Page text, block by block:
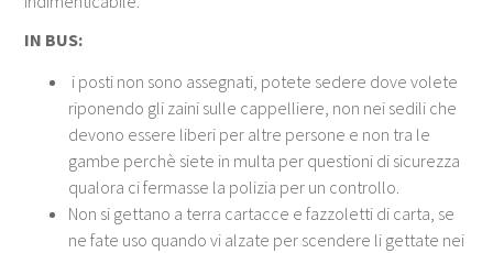
IN BUS:
i posti non sono assegnati, potete sedere dove volete
riponendo gli zaini sulle cappelliere, non nei sedili che
devono essere liberi per altre persone e non tra le
gambe perchè siete in multa per questioni di sicurezza
qualora ci fermasse la polizia per un controllo.
Non si gettano a terra cartacce e fazzoletti di carta, se
ne fate uso quando vi alzate per scendere li gettate nei